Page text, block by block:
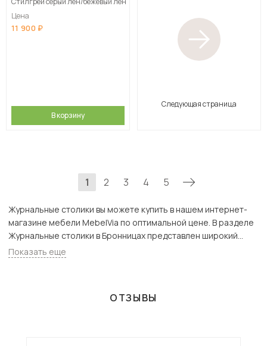
Цена
11 900
В корзину
Следующая страница
1 2 3 4 5
Журнальные столики вы можете купить в нашем интернет-
магазине мебели MebelVia по оптимальной цене. В разделе
Журнальные столики в Бронницах представлен широкий
ассортимент товаров с доставкой в Москве и Подмосковью,
включая Бронницы. Всего товаров в категории «Журнальные
Показать еще
ОТЗЫВЫ